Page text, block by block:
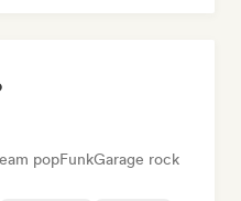
popFunkGarage rock